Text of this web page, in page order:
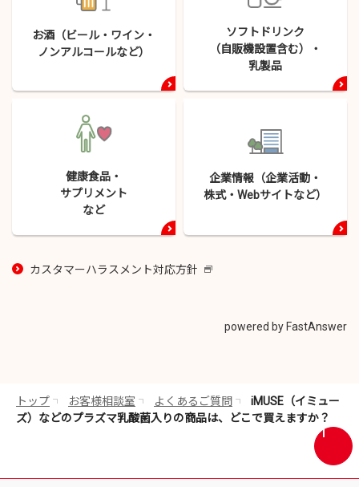
お酒（ビール・ ワイン・
ノンアルコールなど）
ソフトドリンク
（自販機設置含む）・
乳製品
健康食品・
サプリメント
など
企業情報（企業活動・
株式・ Webサイトなど）
カスタマーハラスメント対応方針 新
で
開
す
powered by FastAnswer
トップ お客様相談室 よくあるご質問
iMUSE（イミュー
ズ）などのプラズマ乳酸菌入りの商品は、どこで買えますか？
画
面